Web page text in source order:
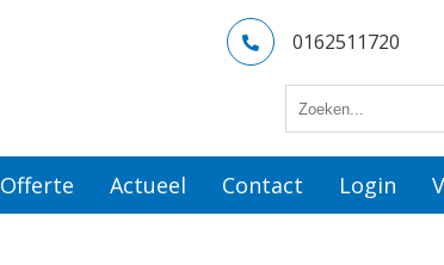
0162511720
Offerte Actueel Contact Login